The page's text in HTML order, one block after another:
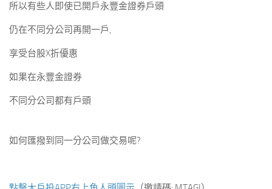
所以有些人即使已開戶永豐金證券戶頭
仍在不同分公司再開一戶,
享受台股X折優惠
如果在永豐金證券
不同分公司都有戶頭
如何匯撥到同一分公司做交易呢?